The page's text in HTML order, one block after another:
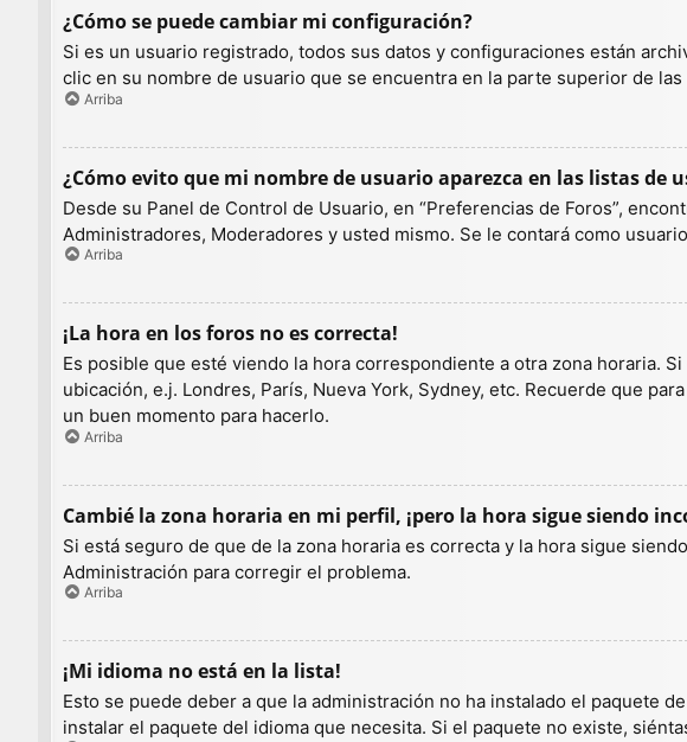
¿Cómo se puede cambiar mi configuración?
Si es un usuario registrado, todos sus datos y configuraciones están
clic en su nombre de usuario que se encuentra en la parte superior de
Arriba
¿Cómo evito que mi nombre de usuario aparezca en las listas de
Desde su Panel de Control de Usuario, en “Preferencias de Foros”,
Administradores, Moderadores y usted mismo. Se le contará como
Arriba
¡La hora en los foros no es correcta!
Es posible que esté viendo la hora correspondiente a otra zona horaria.
ubicación, e.j. Londres, París, Nueva York, Sydney, etc. Recuerde que
un buen momento para hacerlo.
Arriba
Cambié la zona horaria en mi perfil, ¡pero la hora sigue siendo
Si está seguro de que de la zona horaria es correcta y la hora sigue
Administración para corregir el problema.
Arriba
¡Mi idioma no está en la lista!
Esto se puede deber a que la administración no ha instalado el paquete
instalar el paquete del idioma que necesita. Si el paquete no existe,